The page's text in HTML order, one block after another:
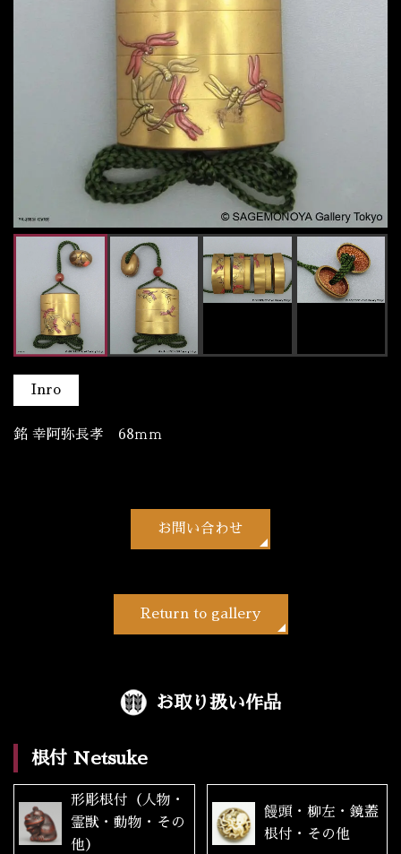
Inro
銘 幸阿弥長孝 68ｍｍ
お問い合わせ
Return to gallery
お取り扱い作品
根付 Netsuke
形彫根付（人物・
霊獣・動物・その
他）
饅頭・柳左・鏡蓋
根付・その他